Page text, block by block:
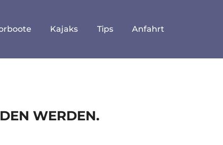
Kajaks Tips Anfahrt
WERDEN.